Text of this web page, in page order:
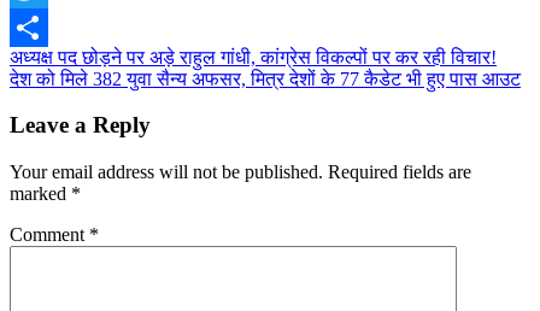
Twitter
Share
Post
navigation
अध्यक्ष पद छोड़ने पर अड़े राहुल गांधी, कांग्रेस विकल्पों पर कर रही विचार!
देश को मिले 382 युवा सैन्य अफसर, मित्र देशों के 77 कैडेट भी हुए पास आउट
Leave a Reply
Your email address will not be published. Required fields are
marked *
Comment *